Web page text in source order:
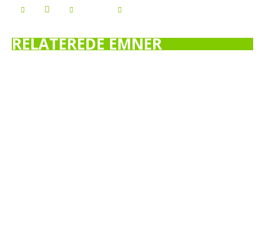
RELATEREDE EMNER